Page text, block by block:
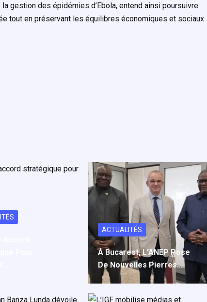
gestion des épidémies d’Ebola, entend ainsi poursuivre
tout en préservant les équilibres économiques et sociaux
ACTUALITÉS
À Bucarest, L’ANEP Pose
De Nouvelles Pierres…